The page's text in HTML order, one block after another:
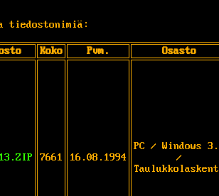
tiedostonimiä:
Koko Pvm. Osasto
7661 16.08.1994
PC / Windows
/